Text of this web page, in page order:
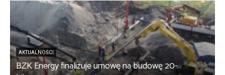
AKTUALNOŚCI
BZK Energy finalizuje umowę na budowę 20-